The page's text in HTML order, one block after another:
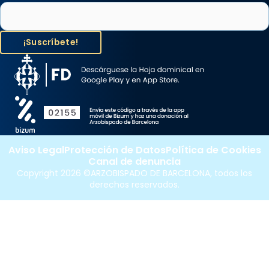
Copyright 2026 ©ARZOBISPADO DE BARCELONA, todos los
derechos reservados.
Aviso LegalProtección de DatosPolítica de Cookies
Canal de denuncia